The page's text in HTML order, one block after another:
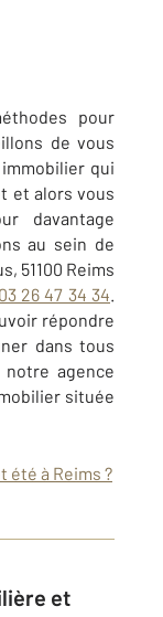
pour
de vous
qui
et alors vous
davantage
au sein de
51100 Reims
03 26 47 34 34
répondre
dans tous
agence
située
été à Reims ?